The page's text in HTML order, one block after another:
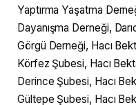
Yaptırma Yaşatma
Dayanışma Derneği,
Görgü Derneği, Hacı
Körfez Şubesi, Hacı
Derince Şubesi, Hacı
Gültepe Şubesi, Hacı